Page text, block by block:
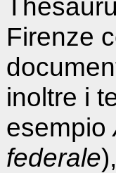
Firenze
inoltre i
esempio
federale